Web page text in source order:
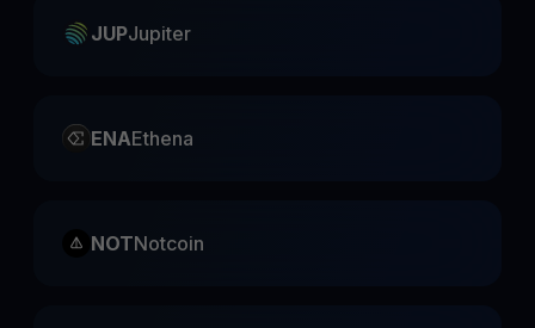
JUPJupiter
ENAEthena
NOTNotcoin